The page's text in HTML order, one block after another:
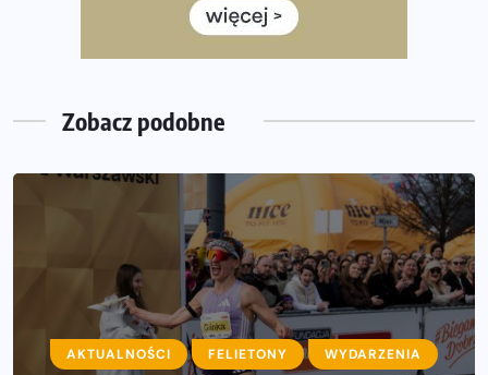
35. Bieg Powstania Warszawskiego – praktyczny
poradnik przed startem
Zobacz podobne
AKTUALNOŚCI FELIETONY WYDARZENIA